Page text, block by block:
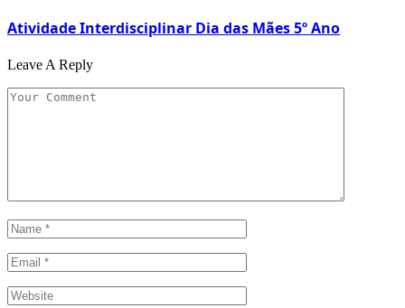
Atividade Interdisciplinar Dia das Mães 5º Ano
Leave A Reply